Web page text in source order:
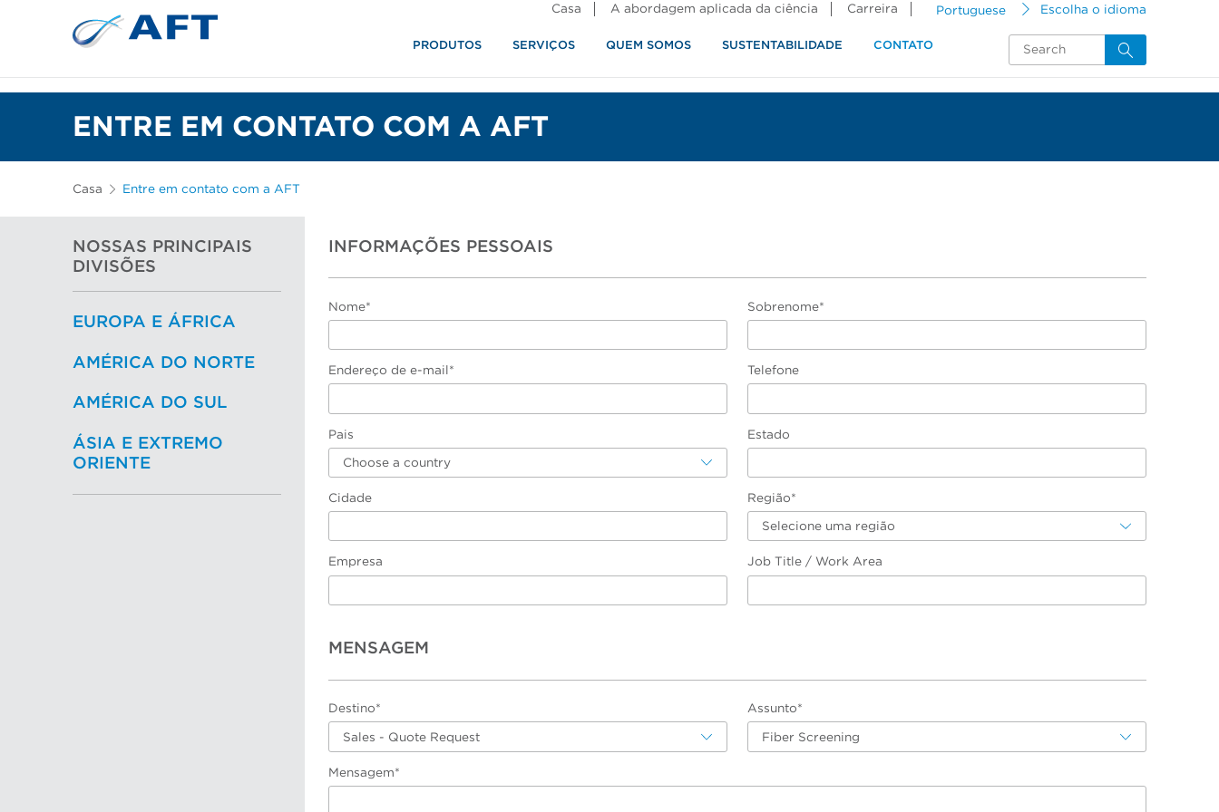
Portuguese Escolha o idioma
Casa A abordagem aplicada da ciência Carreira
PRODUTOS SERVIÇOS QUEM SOMOS SUSTENTABILIDADE CONTATO
ENTRE EM CONTATO COM A AFT
Casa Entre em contato com a AFT
NOSSAS PRINCIPAIS
DIVISÕES
EUROPA E ÁFRICA
AMÉRICA DO NORTE
AMÉRICA DO SUL
ÁSIA E EXTREMO
ORIENTE
INFORMAÇÕES PESSOAIS
Nome* Sobrenome*
Endereço de e-mail* Telefone
Pais
Choose a country
Estado
Cidade Região*
Selecione uma região
Empresa Job Title / Work Area
MENSAGEM
Destino*
Sales - Quote Request
Assunto*
Fiber Screening
Mensagem*